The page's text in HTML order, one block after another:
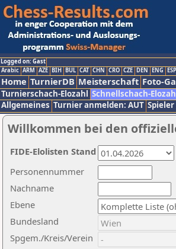
Logged on: Gast
Arabic ARM AZE BIH BUL CAT CHN CRO CZE DEN ENG ESP
Home TurnierDB Meisterschaft Foto-
Turnierschach-Elozahl Schnellschach-
Allgemeines Turnier anmelden: AUT
Willkommen bei den
Nachname
Ebene
Personennummer
Bundesland
Spgem./Kreis/Verein
FIDE-Elolisten Stand